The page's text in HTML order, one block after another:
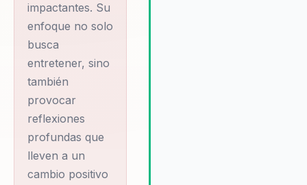
enfoque distintivo
radica en la
personalización de
sus presentaciones
para cada audiencia,
asegurando un
impacto duradero y
significativo. Además
de su papel como
impactantes. Su
enfoque no solo
busca
entretener, sino
también
provocar
reflexiones
profundas que
lleven a un
cambio positivo